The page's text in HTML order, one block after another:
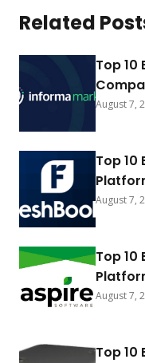
Related
Top 10
August 7,
Top
August 7,
Top
August 7,
Top 10